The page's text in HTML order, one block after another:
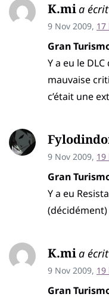
K.mia
9 Nov 2009, 17
Gran
Y a eu le DLC
mauvaise
c’était une
9 Nov 2009, 19
Gran
Y a eu
K.mia
9 Nov 2009, 19
Gran